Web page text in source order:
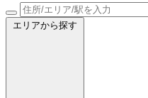
エリアから探す